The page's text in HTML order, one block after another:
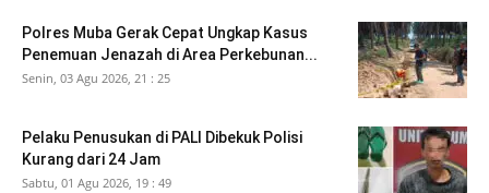
Polres Muba Gerak Cepat Ungkap Kasus
Penemuan Jenazah di Area Perkebunan...
Senin, 03 Agu 2026, 21 : 25
Pelaku Penusukan di PALI Dibekuk Polisi
Kurang dari 24 Jam
Sabtu, 01 Agu 2026, 19 : 49